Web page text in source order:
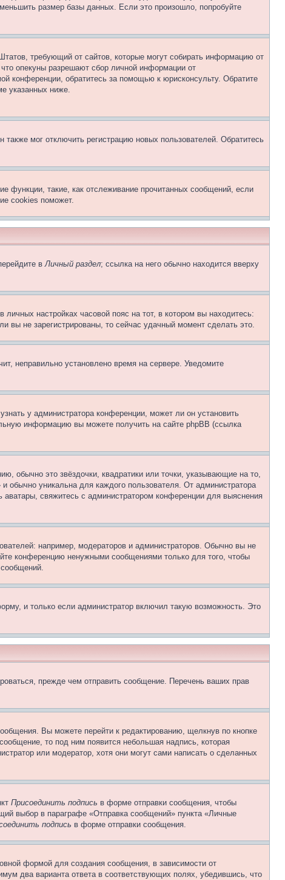
размер базы данных. Если это произошло, попробуйте
требующий от сайтов, которые могут собирать информацию от
опекуны разрешают сбор личной информации от
конференции, обратитесь за помощью к юрисконсульту. Обратите
указанных ниже.
мог отключить регистрацию новых пользователей. Обратитесь
функции, такие, как отслеживание прочитанных сообщений, если
cookies поможет.
вЛичный раздел; ссылка на него обычно находится вверху
настройках часовой пояс на тот, в котором вы находитесь:
вы не зарегистрированы, то сейчас удачный момент сделать это.
неправильно установлено время на сервере. Уведомите
у администратора конференции, может ли он установить
информацию вы можете получить на сайте phpBB (ссылка
обычно это звёздочки, квадратики или точки, указывающие на то,
обычно уникальна для каждого пользователя. От администратора
свяжитесь с администратором конференции для выяснения
например, модераторов и администраторов. Обычно вы не
конференцию ненужными сообщениями только для того, чтобы
и только если администратор включил такую возможность. Это
прежде чем отправить сообщение. Перечень ваших прав
Вы можете перейти к редактированию, щелкнув по кнопке
то под ним появится небольшая надпись, которая
или модератор, хотя они могут сами написать о сделанных
Присоединить подпись в форме отправки сообщения, чтобы
выбор в параграфе «Отправка сообщений» пункта «Личные
подпись в форме отправки сообщения.
формой для создания сообщения, в зависимости от
два варианта ответа в соответствующих полях, убедившись, что